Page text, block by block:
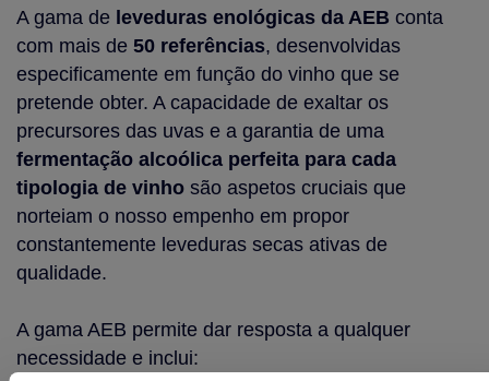
A gama de leveduras enológicas da AEB conta
com mais de 50 referências, desenvolvidas
especificamente em função do vinho que se
pretende obter. A capacidade de exaltar os
precursores das uvas e a garantia de uma
fermentação alcoólica perfeita para cada
tipologia de vinho são aspetos cruciais que
norteiam o nosso empenho em propor
constantemente leveduras secas ativas de
qualidade.
A gama AEB permite dar resposta a qualquer
necessidade e inclui: